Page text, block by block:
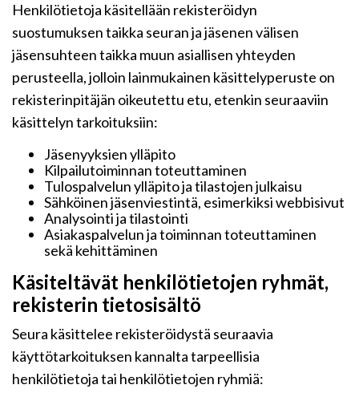
Henkilötietoja käsitellään rekisteröidyn
suostumuksen taikka seuran ja jäsenen välisen
jäsensuhteen taikka muun asiallisen yhteyden
perusteella, jolloin lainmukainen käsittelyperuste on
rekisterinpitäjän oikeutettu etu, etenkin seuraaviin
käsittelyn tarkoituksiin:
Jäsenyyksien ylläpito
Kilpailutoiminnan toteuttaminen
Tulospalvelun ylläpito ja tilastojen julkaisu
Sähköinen jäsenviestintä, esimerkiksi webbisivut
Analysointi ja tilastointi
Asiakaspalvelun ja toiminnan toteuttaminen
sekä kehittäminen
Käsiteltävät henkilötietojen ryhmät,
rekisterin tietosisältö
Seura käsittelee rekisteröidystä seuraavia
käyttötarkoituksen kannalta tarpeellisia
henkilötietoja tai henkilötietojen ryhmiä: